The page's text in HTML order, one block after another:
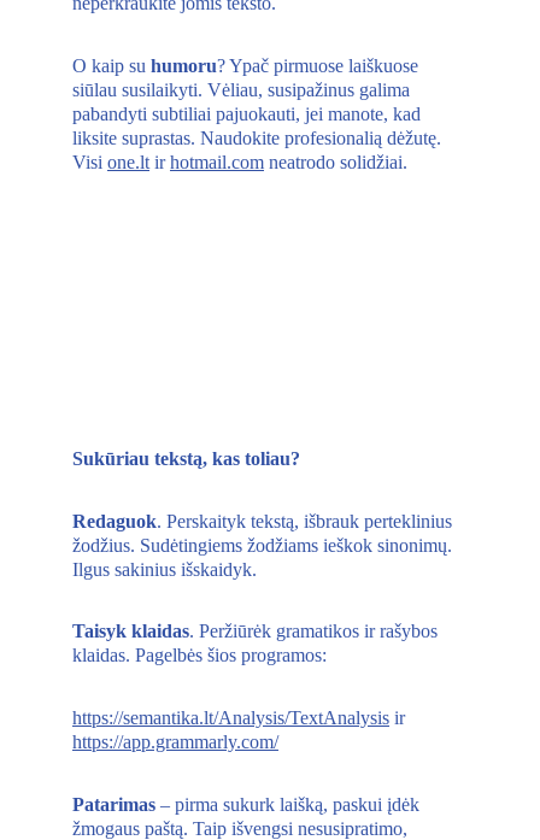
O kaip su humoru? Ypač pirmuose laiškuose
siūlau susilaikyti. Vėliau, susipažinus galima
pabandyti subtiliai pajuokauti, jei manote, kad
liksite suprastas. Naudokite profesionalią dėžutę.
Visi one.lt ir hotmail.com neatrodo solidžiai.
Sukūriau tekstą, kas toliau?
Redaguok. Perskaityk tekstą, išbrauk perteklinius
žodžius. Sudėtingiems žodžiams ieškok sinonimų.
Ilgus sakinius išskaidyk.
Taisyk klaidas. Peržiūrėk gramatikos ir rašybos
klaidas. Pagelbės šios programos:
https://semantika.lt/Analysis/TextAnalysis ir
https://app.grammarly.com/
Patarimas – pirma sukurk laišką, paskui įdėk
žmogaus paštą. Taip išvengsi nesusipratimo,